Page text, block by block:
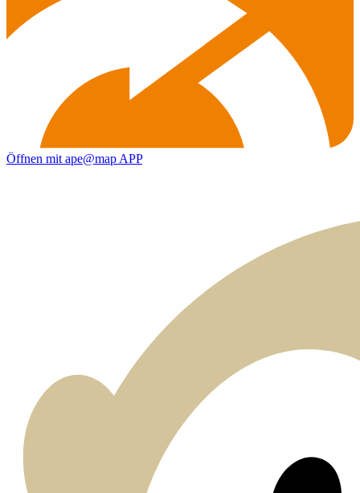
Öffnen mit ape@map APP